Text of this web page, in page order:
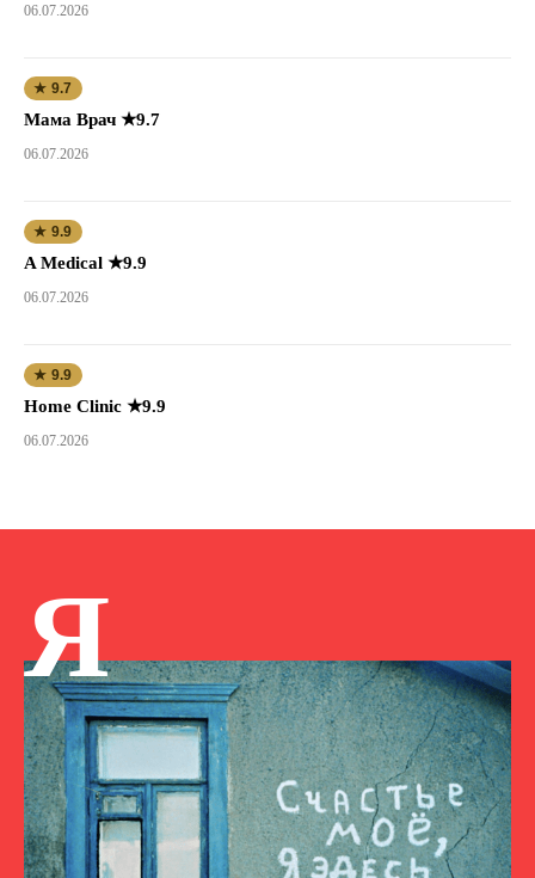
06.07.2026
★ 9.7
Мама Врач ★9.7
06.07.2026
★ 9.9
A Medical ★9.9
06.07.2026
★ 9.9
Home Clinic ★9.9
06.07.2026
Я